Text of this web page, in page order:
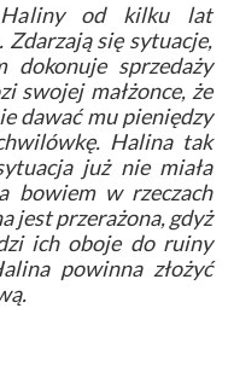
Haliny od kilku lat
się sytuacje,
dokonuje sprzedaży
swojej małżonce, że
dawać mu pieniędzy
Halina tak
już nie miała
bowiem w rzeczach
jest przerażona, gdyż
ich oboje do ruiny
powinna złożyć